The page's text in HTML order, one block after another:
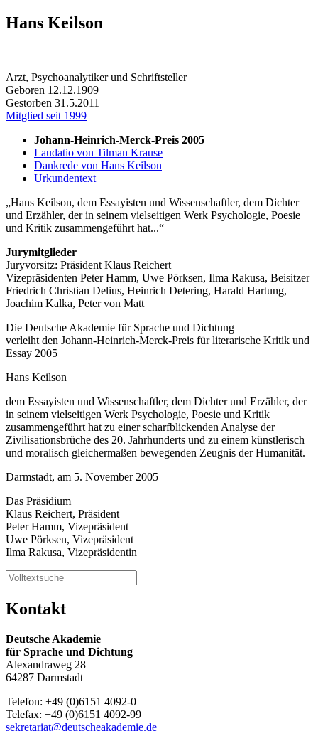
Hans Keilson
Arzt, Psychoanalytiker und Schriftsteller
Geboren 12.12.1909
Gestorben 31.5.2011
Mitglied seit 1999
Johann-Heinrich-Merck-Preis 2005
Laudatio von Tilman Krause
Dankrede von Hans Keilson
Urkundentext
Hans Keilson, dem Essayisten und Wissenschaftler, dem Dichter
und Erzähler, der in seinem vielseitigen Werk Psychologie, Poesie
und Kritik zusammengeführt hat...
Jurymitglieder
Juryvorsitz: Präsident Klaus Reichert
Vizepräsidenten Peter Hamm, Uwe Pörksen, Ilma Rakusa, Beisitzer
Friedrich Christian Delius, Heinrich Detering, Harald Hartung,
Joachim Kalka, Peter von Matt
Die Deutsche Akademie für Sprache und Dichtung
verleiht den Johann-Heinrich-Merck-Preis für literarische Kritik und
Essay 2005
Hans Keilson
dem Essayisten und Wissenschaftler, dem Dichter und Erzähler, der
in seinem vielseitigen Werk Psychologie, Poesie und Kritik
zusammengeführt hat zu einer scharfblickenden Analyse der
Zivilisationsbrüche des 20. Jahrhunderts und zu einem künstlerisch
und moralisch gleichermaßen bewegenden Zeugnis der Humanität.
Darmstadt, am 5. November 2005
Das Präsidium
Klaus Reichert, Präsident
Peter Hamm, Vizepräsident
Uwe Pörksen, Vizepräsident
Ilma Rakusa, Vizepräsidentin
Kontakt
Deutsche Akademie
für Sprache und Dichtung
Alexandraweg 28
64287 Darmstadt
Telefon: +49 (0)6151 4092-0
Telefax: +49 (0)6151 4092-99
sekretariat@deutscheakademie.de